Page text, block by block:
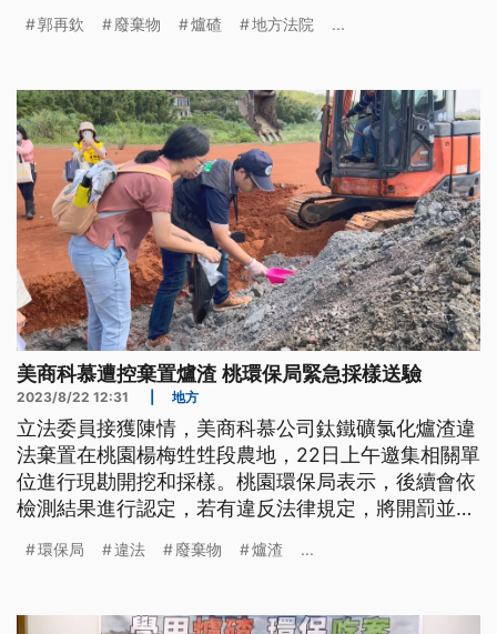
分得易科罰金。全案可上訴。
郭再欽 廢棄物 爐碴 地方法院 ...
美商科慕遭控棄置爐渣 桃環保局緊急採樣送驗
2023/8/22 12:31 地方
立法委員接獲陳情，美商科慕公司鈦鐵礦氯化爐渣違
法棄置在桃園楊梅甡甡段農地，22日上午邀集相關單
位進行現勘開挖和採樣。桃園環保局表示，後續會依
檢測結果進行認定，若有違反法律規定，將開罰並移
環保局 違法 廢棄物 爐渣 ...